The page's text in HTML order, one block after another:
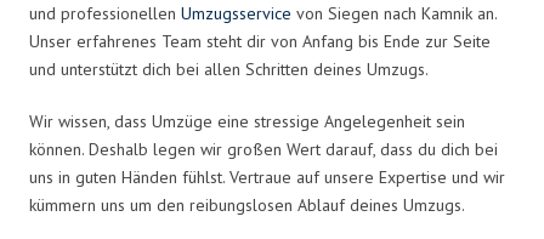
und professionellen Umzugsservice von Siegen nach Kamnik an.
Unser erfahrenes Team steht dir von Anfang bis Ende zur Seite
und unterstützt dich bei allen Schritten deines Umzugs.
Wir wissen, dass Umzüge eine stressige Angelegenheit sein
können. Deshalb legen wir großen Wert darauf, dass du dich bei
uns in guten Händen fühlst. Vertraue auf unsere Expertise und wir
kümmern uns um den reibungslosen Ablauf deines Umzugs.